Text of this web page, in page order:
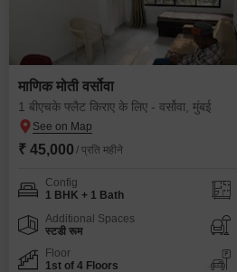
माणिक मोती वर्सोवा
1 बीएचके फ्लैट किराए के लिए - वर्सोवा, मुंबई
₹ 45,000 / प्रति महीने
Config
1 BHK + 1 Bath
Additional Spaces
स्टडी रूम
Floor
1st of 4 Floors